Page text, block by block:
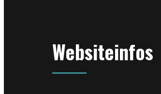
Websiteinfos